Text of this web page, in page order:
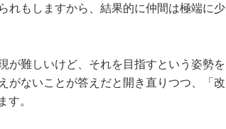
れもしますから、結果的に仲間は極端に少
難しいけど、それを目指すという姿勢を
がないことが答えだと開き直りつつ、「改
す。